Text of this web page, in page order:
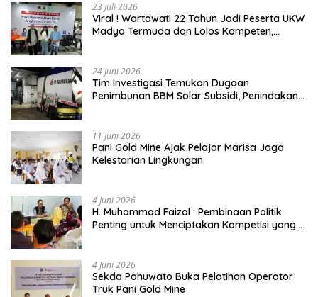
23 Juli 2026
Viral ! Wartawati 22 Tahun Jadi Peserta UKW
Madya Termuda dan Lolos Kompeten,
24 Juni 2026
Tim Investigasi Temukan Dugaan
Penimbunan BBM Solar Subsidi, Penindakan
11 Juni 2026
Pani Gold Mine Ajak Pelajar Marisa Jaga
Kelestarian Lingkungan
4 Juni 2026
H. Muhammad Faizal : Pembinaan Politik
Penting untuk Menciptakan Kompetisi yang
4 Juni 2026
Sekda Pohuwato Buka Pelatihan Operator
Truk Pani Gold Mine